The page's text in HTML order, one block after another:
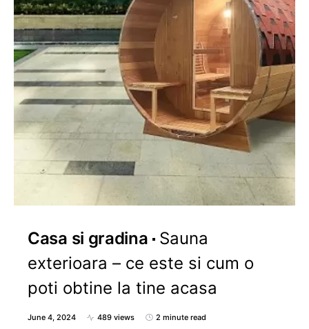
Casa si gradina
Sauna
exterioara – ce este si cum o
poti obtine la tine acasa
June 4, 2024 489 views 2 minute read